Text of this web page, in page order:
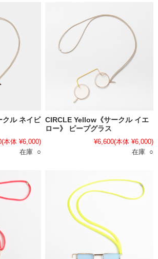
クル ネイビ
(本体 ¥6,000)
在庫 ○
CIRCLE Yellow《サークル イエ
ロー》 ピープグラス
¥6,600(本体 ¥6,000)
在庫 ○